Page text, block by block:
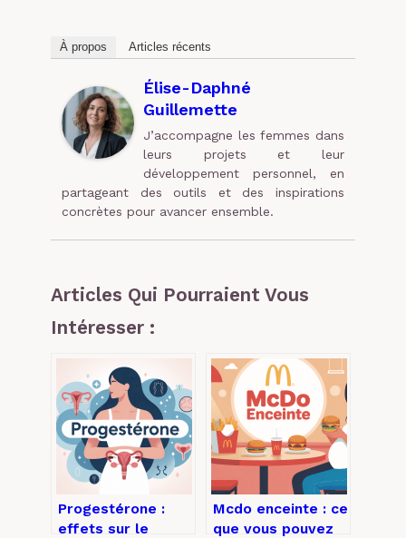
À propos Articles récents
Élise-Daphné
Guillemette
J’accompagne les femmes dans
leurs projets et leur
développement personnel, en
partageant des outils et des inspirations
concrètes pour avancer ensemble.
Articles Qui Pourraient Vous
Intéresser :
Progestérone :
effets sur le
Mcdo enceinte : ce
que vous pouvez